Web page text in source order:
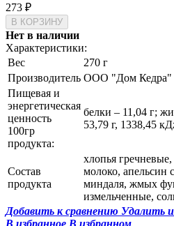
273 ₽
Нет в наличии
Характеристики:
Вес
270 г
Производитель ООО "Дом Кедра"
Пищевая и
энергетическая
ценность
100гр
продукта:
белки – 11,04 г;
53,79 г, 1338,45
Состав
продукта
хлопья
молоко,
миндаля, жмых
измельченные,
Добавить к сравнению Удалить
В избранное В избранном